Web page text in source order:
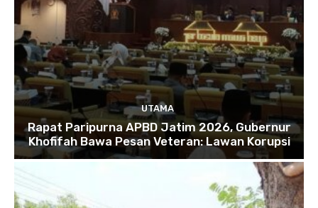
UTAMA
Rapat Paripurna APBD Jatim 2026, Gubernur
Khofifah Bawa Pesan Veteran: Lawan Korupsi